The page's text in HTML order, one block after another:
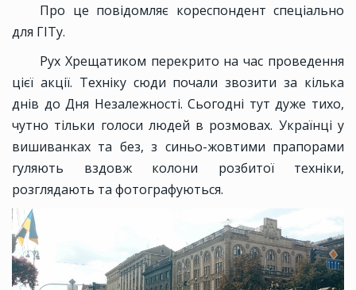
Про це повідомляє кореспондент спеціально
для ГІТу.
Рух Хрещатиком перекрито на час проведення
цієї акції. Техніку сюди почали звозити за кілька
днів до Дня Незалежності. Сьогодні тут дуже тихо,
чутно тільки голоси людей в розмовах. Українці у
вишиванках та без, з синьо-жовтими прапорами
гуляють вздовж колони розбитої техніки,
розглядають та фотографуються.